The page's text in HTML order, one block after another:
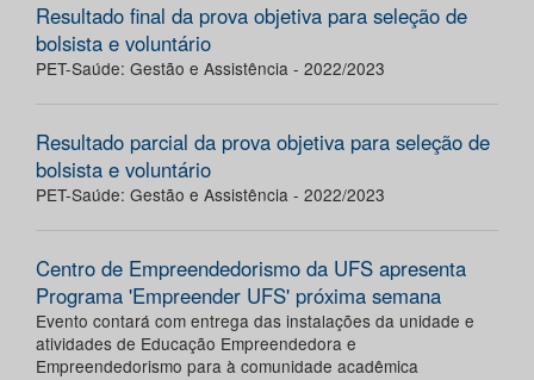
Resultado final da prova objetiva para seleção de
bolsista e voluntário
PET-Saúde: Gestão e Assistência - 2022/2023
Resultado parcial da prova objetiva para seleção de
bolsista e voluntário
PET-Saúde: Gestão e Assistência - 2022/2023
Centro de Empreendedorismo da UFS apresenta
Programa 'Empreender UFS' próxima semana
Evento contará com entrega das instalações da unidade e
atividades de Educação Empreendedora e
Empreendedorismo para à comunidade acadêmica